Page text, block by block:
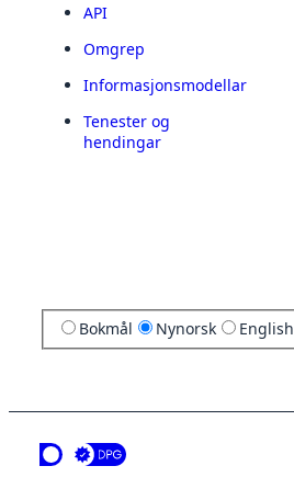
API
Omgrep
Informasjonsmodellar
Tenester og
hendingar
Bokmål Nynorsk English